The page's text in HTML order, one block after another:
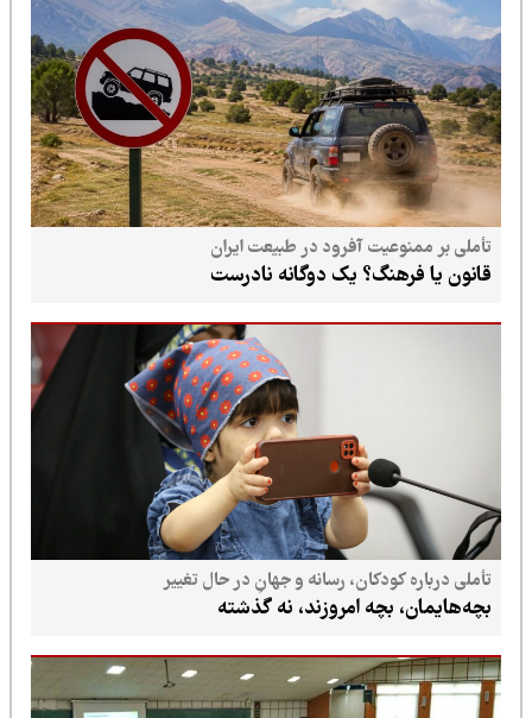
تأملی بر ممنوعیت آفرود در طبیعت ایران
قانون یا فرهنگ؟ یک دوگانه نادرست
تأملی درباره کودکان، رسانه و جهانِ در حال تغییر
بچه‌هایمان، بچه امروزند، نه گذشته